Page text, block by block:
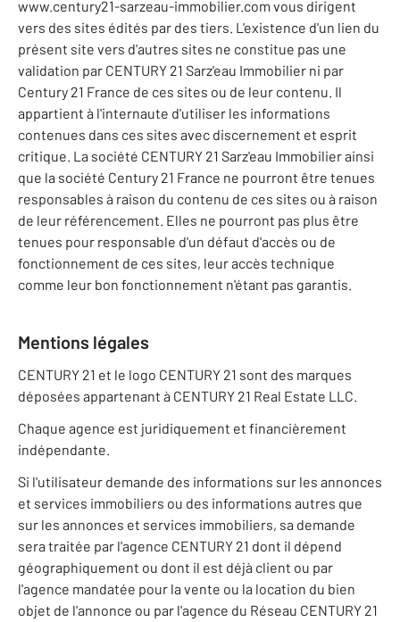
www.century21-sarzeau-immobilier.com vous dirigent
vers des sites édités par des tiers. L'existence d'un lien du
présent site vers d'autres sites ne constitue pas une
validation par CENTURY 21 Sarz'eau Immobilier ni par
Century 21 France de ces sites ou de leur contenu. Il
appartient à l'internaute d'utiliser les informations
contenues dans ces sites avec discernement et esprit
critique. La société CENTURY 21 Sarz'eau Immobilier ainsi
que la société Century 21 France ne pourront être tenues
responsables à raison du contenu de ces sites ou à raison
de leur référencement. Elles ne pourront pas plus être
tenues pour responsable d'un défaut d'accès ou de
fonctionnement de ces sites, leur accès technique
comme leur bon fonctionnement n'étant pas garantis.
Mentions légales
CENTURY 21 et le logo CENTURY 21 sont des marques
déposées appartenant à CENTURY 21 Real Estate LLC.
Chaque agence est juridiquement et financièrement
indépendante.
Si l'utilisateur demande des informations sur les annonces
et services immobiliers ou des informations autres que
sur les annonces et services immobiliers, sa demande
sera traitée par l'agence CENTURY 21 dont il dépend
géographiquement ou dont il est déjà client ou par
l'agence mandatée pour la vente ou la location du bien
objet de l'annonce ou par l'agence du Réseau CENTURY 21